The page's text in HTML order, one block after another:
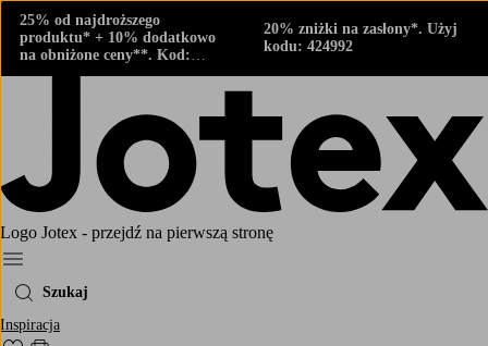
25% od najdroższego
produktu* + 10% dodatkowo
na obniżone ceny**. Kod:
424882
20% zniżki na zasłony*. Użyj
kodu: 424992
Logo Jotex - przejdź na pierwszą stronę
Menu
Szukaj
Inspiracja